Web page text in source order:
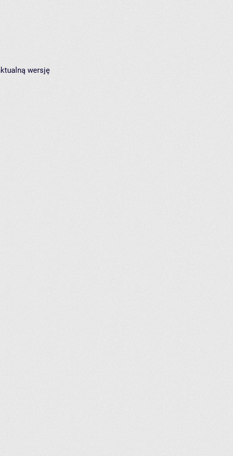
wersję